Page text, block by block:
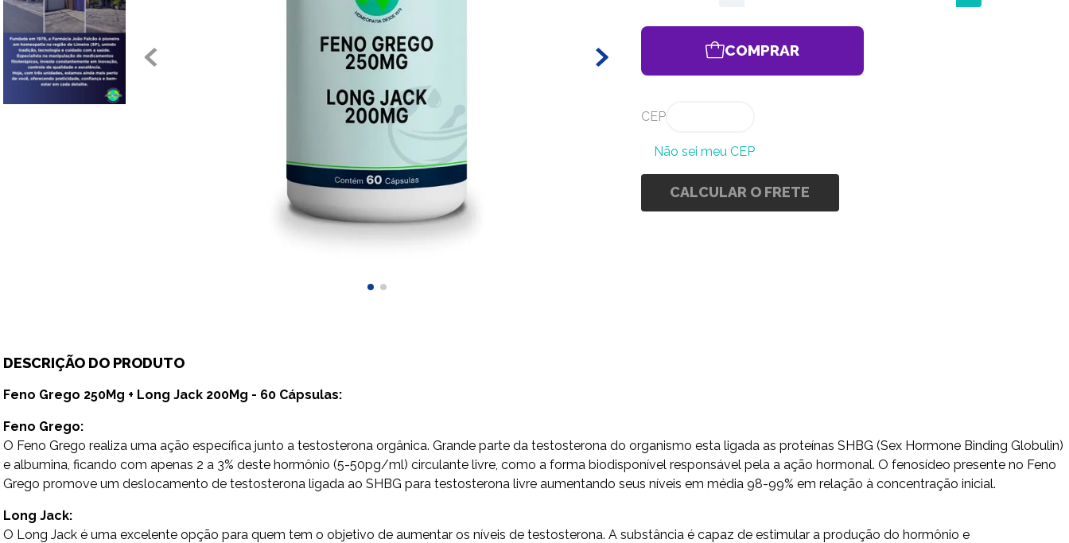
COMPRAR
CEP
Não sei meu CEP
CALCULAR O FRETE
DESCRIÇÃO DO PRODUTO
Feno Grego 250Mg + Long Jack 200Mg - 60 Cápsulas:
Feno Grego:
O Feno Grego realiza uma ação específica junto a testosterona orgânica. Grande parte da testosterona do organismo esta ligada as proteínas SHBG (Sex Hormone Binding Globulin)
e albumina, ficando com apenas 2 a 3% deste hormônio (5-50pg/ml) circulante livre, como a forma biodisponível responsável pela a ação hormonal. O fenosídeo presente no Feno
Grego promove um deslocamento de testosterona ligada ao SHBG para testosterona livre aumentando seus níveis em média 98-99% em relação à concentração inicial.
Long Jack:
O Long Jack é uma excelente opção para quem tem o objetivo de aumentar os níveis de testosterona. A substância é capaz de estimular a produção do hormônio e